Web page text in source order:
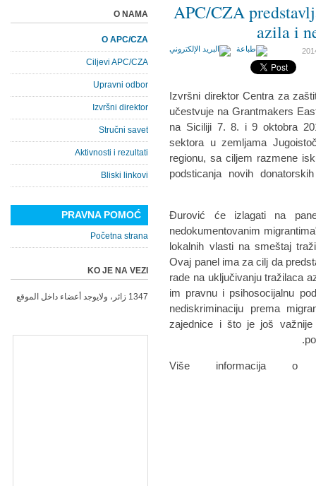
APC/CZA
azila i
Izvršni direktor Centra za
učestvuje na Grantmakers
na Siciliji 7. 8. i 9 oktobra
sektora u zemljama
regionu, sa ciljem razmene
podsticanja novih
Đurović će izlagati na
nedokumentovanim
lokalnih vlasti na smeštaj
Ovaj panel ima za cilj da
rade na uključivanju tražilaca
im pravnu i psihosocijalnu
nediskriminaciju prema
zajednice i što je još
Više informacija o
O NAMA
O APC/CZA
Ciljevi APC/CZA
Upravni odbor
Izvršni direktor
Stručni savet
Aktivnosti i rezultati
Bliski linkovi
PRAVNA POMOĆ
Početna strana
KO JE NA VEZI
1347 زائر، ولايوجد أعضاء داخل الموقع